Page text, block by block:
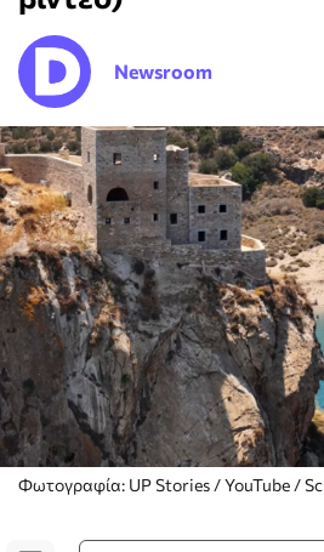
Newsroom
Φωτογραφία: UP Stories / YouTube /